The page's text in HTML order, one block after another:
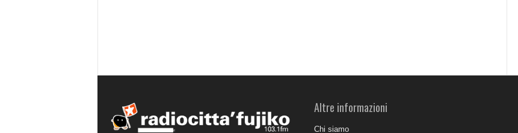
Altre informazioni
Chi siamo